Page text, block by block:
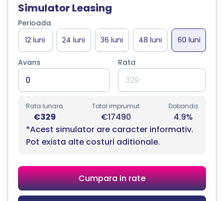
Simulator Leasing
Perioada
Avans Rata
Rata lunara
€329
Total imprumut
€17490
Dobanda
4.9%
*Acest simulator are caracter informativ.
Pot exista alte costuri aditionale.
Cumpara in rate